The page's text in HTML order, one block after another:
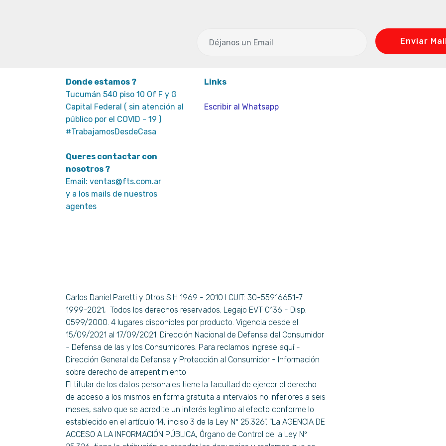
Enviar
Donde estamos ?
Tucumán 540 piso 10 Of F y G
Capital Federal ( sin atención al
público por el COVID - 19 )
#TrabajamosDesdeCasa
Queres contactar con
nosotros ?
Email: ventas@fts.com.ar
y a los mails de nuestros
agentes
Links
Escribir al Whatsapp
Carlos Daniel Paretti y Otros S.H 1969 - 2010 I CUIT: 30-55916651-7
1999-2021, Todos los derechos reservados. Legajo EVT 0136 - Disp.
0599/2000. 4 lugares disponibles por producto. Vigencia desde el
15/09/2021 al 17/09/2021. Dirección Nacional de Defensa del Consumidor
- Defensa de las y los Consumidores. Para reclamos ingrese aquí -
Dirección General de Defensa y Protección al Consumidor - Información
sobre derecho de arrepentimiento
El titular de los datos personales tiene la facultad de ejercer el derecho
de acceso a los mismos en forma gratuita a intervalos no inferiores a seis
meses, salvo que se acredite un interés legítimo al efecto conforme lo
establecido en el artículo 14, inciso 3 de la Ley Nº 25.326". "La AGENCIA DE
ACCESO A LA INFORMACIÓN PÚBLICA, Órgano de Control de la Ley Nº